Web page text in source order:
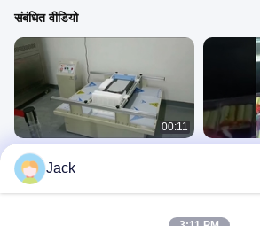
संबंधित वीडियो
00:11
रिचार्जेबल लिथियम लाइफपो4 बैटरी 3.2V डीप
साइकिल
MAXPOWER FRANK
Jack